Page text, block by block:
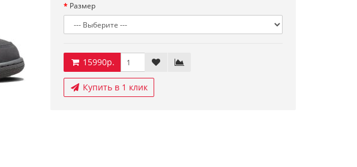
Размер
15990р.
Купить в 1 клик